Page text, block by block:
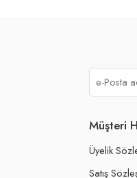
Müşteri
Üyelik
Satış